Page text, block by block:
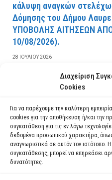
Διαχείριση
Cookies
Για να παρέχουμε την καλύτερη
cookies για την αποθήκευση ή/και την
συγκατάθεση για τις εν λόγω
δεδομένα προσωπικού χαρακτήρα,
αναγνωριστικά σε αυτόν τον
συγκατάθεσης, μπορεί να επηρεάσει
δυνατότητες.
κάλυψη αναγκών
Δόμησης του Δήμου
YΠOBOΛHΣ AITHΣEΩN
10/08/2026).
28 ΙΟΥΛΊΟΥ 2026
ΔΙΑΒΆΣΤΕ ΠΕΡΙΣΣΌΤΕΡΑ